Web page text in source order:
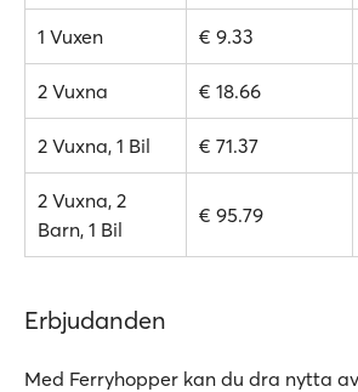
1 Vuxen € 9.33
2 Vuxna € 18.66
2 Vuxna, 1 Bil € 71.37
2 Vuxna, 2
Barn, 1 Bil
€ 95.79
Erbjudanden
Med Ferryhopper kan du dra nytta